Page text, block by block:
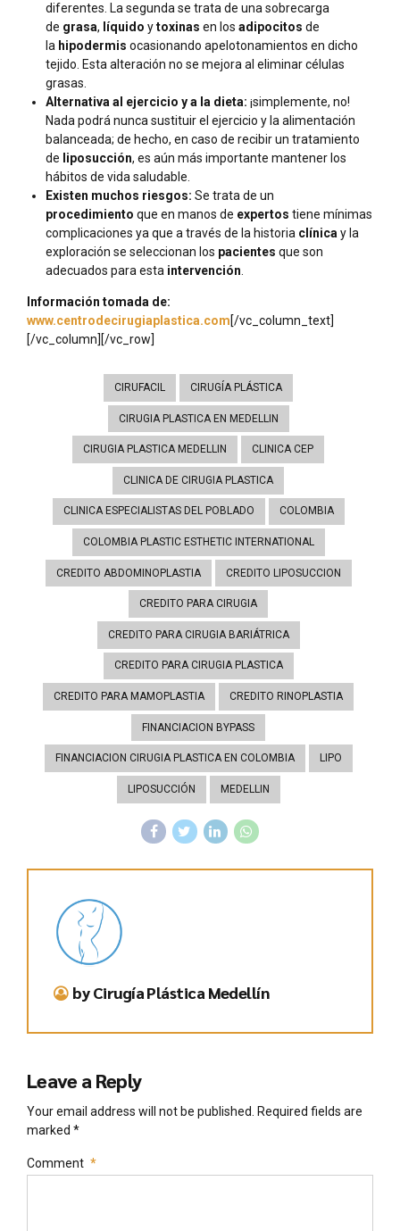
diferentes. La segunda se trata de una sobrecarga
de grasa, líquido ytoxinas en los adipocitos de
la hipodermis ocasionando apelotonamientos en dicho
tejido. Esta alteración no se mejora al eliminar células
grasas.
Alternativa al ejercicio y a la dieta: ¡simplemente, no!
Nada podrá nunca sustituir el ejercicio y la alimentación
balanceada; de hecho, en caso de recibir un tratamiento
de liposucción, es aún más importante mantener los
hábitos de vida saludable.
Existen muchos riesgos: Se trata de un
procedimiento que en manos de expertos tiene mínimas
complicaciones ya que a través de la historia clínica y la
exploración se seleccionan los pacientes que son
adecuados para esta intervención
Información tomada de:
www.centrodecirugiaplastica.com[/vc_column_text]
[/vc_column][/vc_row]
CIRUFACIL CIRUGÍA PLÁSTICA
CIRUGIA PLASTICA EN MEDELLIN
CIRUGIA PLASTICA MEDELLIN CLINICA CEP
CLINICA DE CIRUGIA PLASTICA
CLINICA ESPECIALISTAS DEL POBLADO COLOMBIA
COLOMBIA PLASTIC ESTHETIC INTERNATIONAL
CREDITO ABDOMINOPLASTIA CREDITO LIPOSUCCION
CREDITO PARA CIRUGIA
CREDITO PARA CIRUGIA BARIÁTRICA
CREDITO PARA CIRUGIA PLASTICA
CREDITO PARA MAMOPLASTIA CREDITO RINOPLASTIA
FINANCIACION BYPASS
FINANCIACION CIRUGIA PLASTICA EN COLOMBIA LIPO
LIPOSUCCIÓN MEDELLIN
by Cirugía Plástica Medellín
Leave a Reply
Your email address will not be published. Required fields are
marked *
Comment *